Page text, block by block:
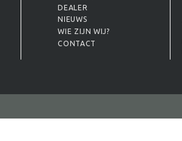
DEALER
NIEUWS
WIE ZIJN WIJ?
CONTACT